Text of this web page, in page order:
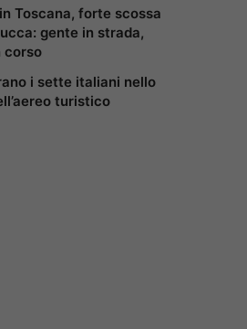
Toscana, forte scossa
gente in strada,
corso
i sette italiani nello
turistico